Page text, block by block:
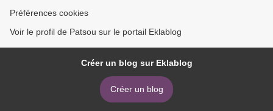
Préférences cookies
Voir le profil de Patsou sur le portail Eklablog
Créer un blog sur Eklablog
Créer un blog